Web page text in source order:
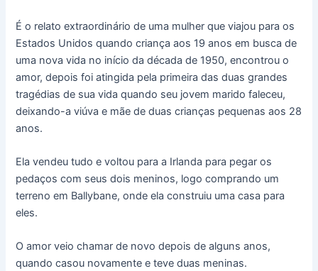
É o relato extraordinário de uma mulher que viajou para os
Estados Unidos quando criança aos 19 anos em busca de
uma nova vida no início da década de 1950, encontrou o
amor, depois foi atingida pela primeira das duas grandes
tragédias de sua vida quando seu jovem marido faleceu,
deixando-a viúva e mãe de duas crianças pequenas aos 28
anos.
Ela vendeu tudo e voltou para a Irlanda para pegar os
pedaços com seus dois meninos, logo comprando um
terreno em Ballybane, onde ela construiu uma casa para
eles.
O amor veio chamar de novo depois de alguns anos,
quando casou novamente e teve duas meninas.